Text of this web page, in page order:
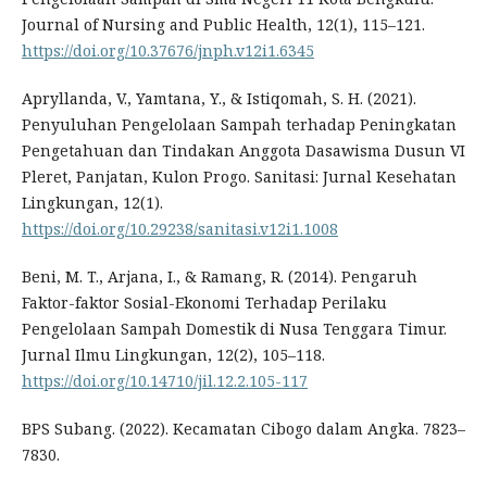
Journal of Nursing and Public Health, 12(1), 115–121.
https://doi.org/10.37676/jnph.v12i1.6345
Apryllanda, V., Yamtana, Y., & Istiqomah, S. H. (2021).
Penyuluhan Pengelolaan Sampah terhadap Peningkatan
Pengetahuan dan Tindakan Anggota Dasawisma Dusun VI
Pleret, Panjatan, Kulon Progo. Sanitasi: Jurnal Kesehatan
Lingkungan, 12(1).
https://doi.org/10.29238/sanitasi.v12i1.1008
Beni, M. T., Arjana, I., & Ramang, R. (2014). Pengaruh
Faktor-faktor Sosial-Ekonomi Terhadap Perilaku
Pengelolaan Sampah Domestik di Nusa Tenggara Timur.
Jurnal Ilmu Lingkungan, 12(2), 105–118.
https://doi.org/10.14710/jil.12.2.105-117
BPS Subang. (2022). Kecamatan Cibogo dalam Angka. 7823–
7830.